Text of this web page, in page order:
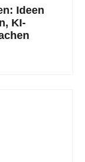
Ideen
KI-